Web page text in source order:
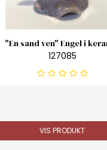
"En sand ven" Engel i
127085
VIS PRODUKT